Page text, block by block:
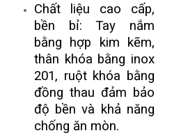
Chất liệu cao cấp,
bền bỉ: Tay nắm
bằng hợp kim kẽm,
thân khóa bằng inox
201, ruột khóa bằng
đồng thau đảm bảo
độ bền và khả năng
chống ăn mòn.